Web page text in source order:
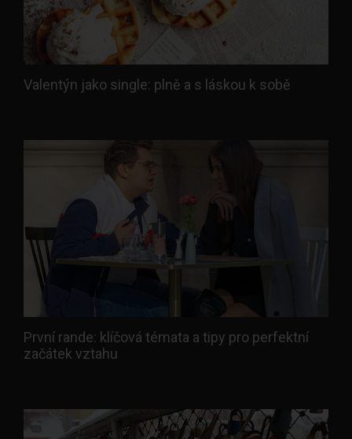
Valentýn jako single: plně a s láskou k sobě
První rande: klíčová témata a tipy pro perfektní
začátek vztahu